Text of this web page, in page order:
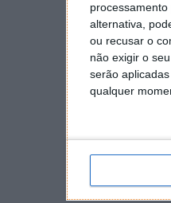
alternativa,
ou recusar o
não exigir o
serão
qualquer